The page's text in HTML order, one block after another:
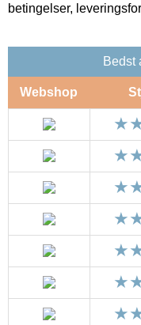
betingelser,
Bedst
Webshop